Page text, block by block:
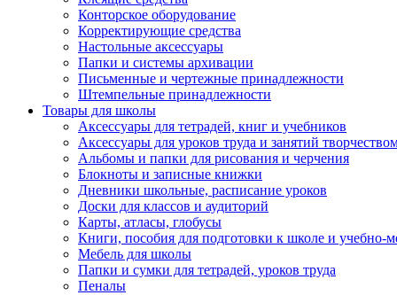
Конторское оборудование
Корректирующие средства
Настольные аксессуары
Папки и системы архивации
Письменные и чертежные принадлежности
Штемпельные принадлежности
Товары для школы
Аксессуары для тетрадей, книг и учебников
Аксессуары для уроков труда и занятий
Альбомы и папки для рисования и черчения
Блокноты и записные книжки
Дневники школьные, расписание уроков
Доски для классов и аудиторий
Карты, атласы, глобусы
Книги, пособия для подготовки к школе и учебно-
Мебель для школы
Папки и сумки для тетрадей, уроков труда
Пеналы